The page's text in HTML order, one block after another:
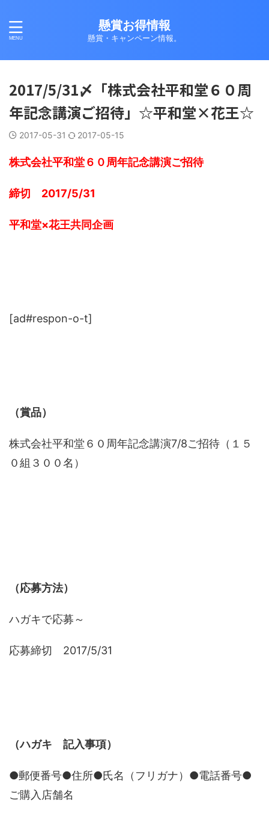
懸賞お得情報
懸賞・キャンペーン情報。
2017/5/31〆「株式会社平和堂６０周
年記念講演ご招待」☆平和堂×花王☆
2017-05-31 2017-05-15
株式会社平和堂６０周年記念講演ご招待
締切 2017/5/31
平和堂×花王共同企画
[ad#respon-o-t]
（賞品）
株式会社平和堂６０周年記念講演7/8ご招待（１５
０組３００名）
（応募方法）
ハガキで応募～
応募締切 2017/5/31
（ハガキ 記入事項）
●郵便番号●住所●氏名（フリガナ）●電話番号●
ご購入店舗名